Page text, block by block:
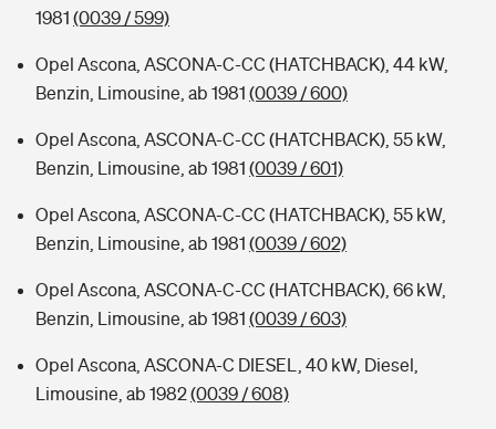
1981 (0039 / 599)
Opel Ascona, ASCONA-C-CC (HATCHBACK), 44 kW,
Benzin, Limousine, ab 1981 (0039 / 600)
Opel Ascona, ASCONA-C-CC (HATCHBACK), 55 kW,
Benzin, Limousine, ab 1981 (0039 / 601)
Opel Ascona, ASCONA-C-CC (HATCHBACK), 55 kW,
Benzin, Limousine, ab 1981 (0039 / 602)
Opel Ascona, ASCONA-C-CC (HATCHBACK), 66 kW,
Benzin, Limousine, ab 1981 (0039 / 603)
Opel Ascona, ASCONA-C DIESEL, 40 kW, Diesel,
Limousine, ab 1982(0039 / 608)